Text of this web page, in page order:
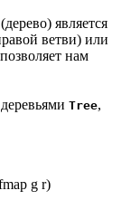
(дерево) является
ветви) или
позволяет нам
Tree,
g r)